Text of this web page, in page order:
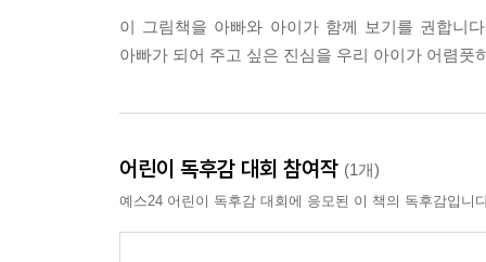
이 그림책을 아빠와 아이가 함께 보기를 권합니
아빠가 되어 주고 싶은 진심을 우리 아이가 어렴
어린이 독후감 대회 참여작 (1개)
예스24 어린이 독후감 대회에 응모된 이 책의 독후감입니